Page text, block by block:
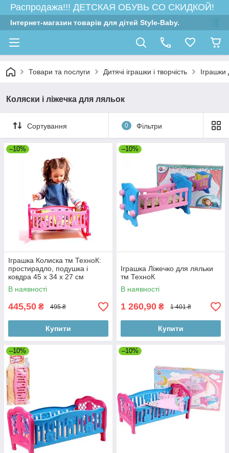
Распродажа!!! ДЕТСКАЯ ОБУВЬ СО СКИДКОЙ!
Інтернет-магазин товарів для дітей Style-Baby.
Товари та послуги Дитячі іграшки і творчість Іграшки
Коляски і ліжечка для ляльок
Сортування 0 Фільтри
–10%
Іграшка Колиска тм ТехноК:
простирадло, подушка і
ковдра 45 х 34 х 27 см
В наявності
445,50 ₴ 495 ₴
Купити
–10%
Іграшка Ліжечко для ляльки
тм ТехноК
В наявності
1 260,90 ₴ 1 401 ₴
Купити
–10% –10%